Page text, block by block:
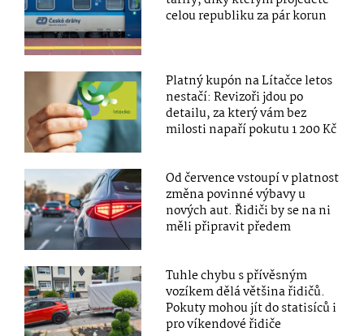
celou republiku za pár korun
Platný kupón na Lítačce letos
nestačí: Revizoři jdou po
detailu, za který vám bez
milosti napaří pokutu 1 200 Kč
Od července vstoupí v platnost
změna povinné výbavy u
nových aut. Řidiči by se na ni
měli připravit předem
Tuhle chybu s přívěsným
vozíkem dělá většina řidičů.
Pokuty mohou jít do statisíců i
pro víkendové řidiče